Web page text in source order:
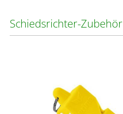
Schiedsrichter-Zubehör